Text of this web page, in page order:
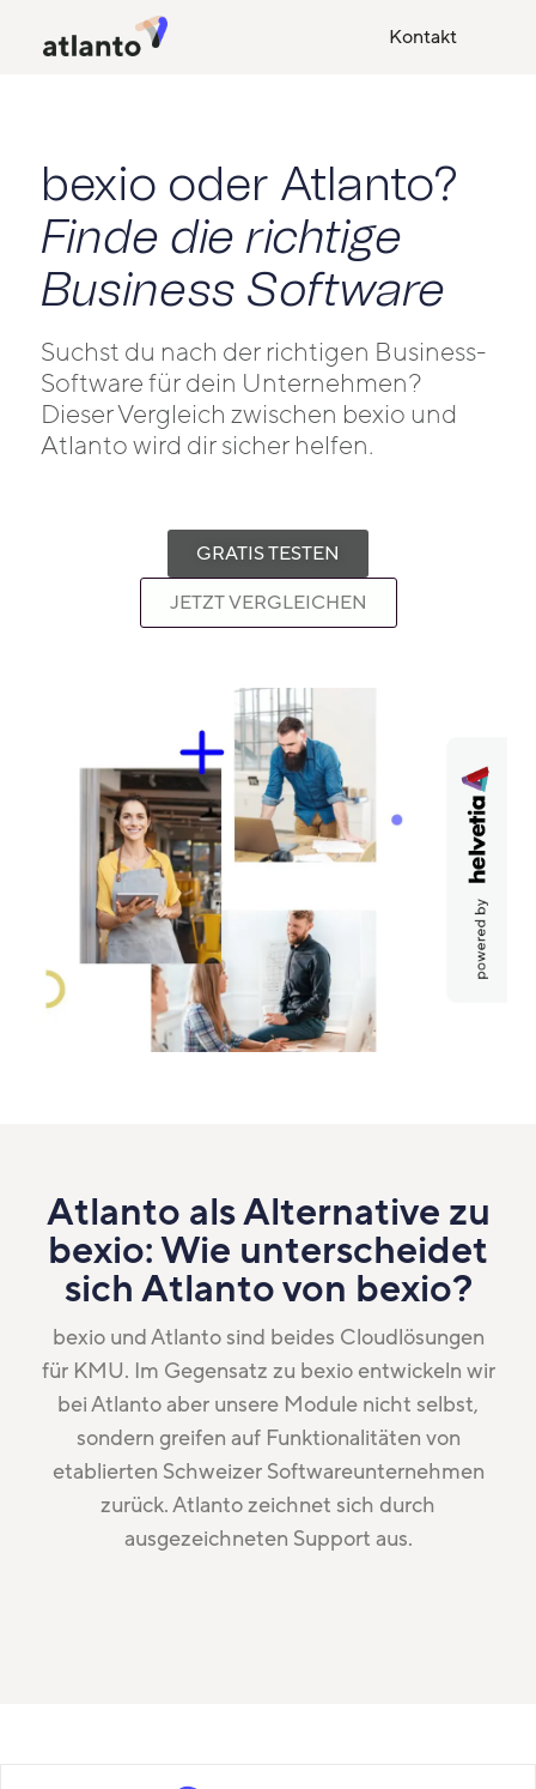
Kontakt
bexio oder Atlanto?
Finde die richtige
Business Software
Suchst du nach der richtigen Business-
Software für dein Unternehmen?
Dieser Vergleich zwischen bexio und
Atlanto wird dir sicher helfen.
GRATIS TESTEN
JETZT VERGLEICHEN
Atlanto als Alternative zu
bexio: Wie unterscheidet
sich Atlanto von bexio?
bexio und Atlanto sind beides Cloudlösungen
für KMU. Im Gegensatz zu bexio entwickeln wir
bei Atlanto aber unsere Module nicht selbst,
sondern greifen auf Funktionalitäten von
etablierten Schweizer Softwareunternehmen
zurück. Atlanto zeichnet sich durch
ausgezeichneten Support aus.